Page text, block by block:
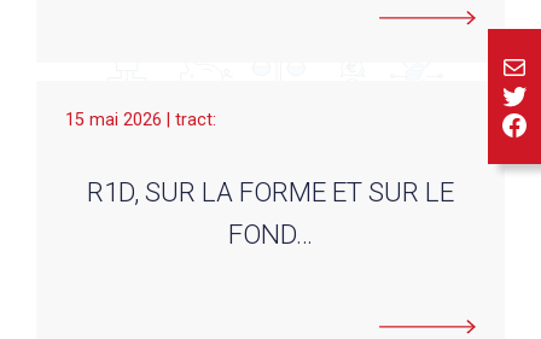
15 mai 2026 | tract:
R1D, SUR LA FORME ET SUR LE
FOND…
E-